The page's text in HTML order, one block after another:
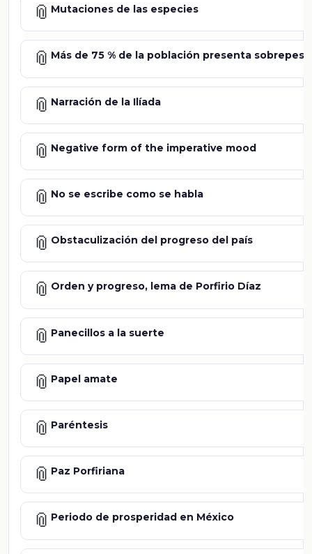
📎 Mutaciones de las especies
📎 Más de 75 % de la población presenta
📎 Narración de la Ilíada
📎 Negative form of the imperative mood
📎 No se escribe como se habla
📎 Obstaculización del progreso del país
📎 Orden y progreso, lema de Porfirio Díaz
📎 Panecillos a la suerte
📎 Papel amate
📎 Paréntesis
📎 Paz Porfiriana
📎 Periodo de prosperidad en México